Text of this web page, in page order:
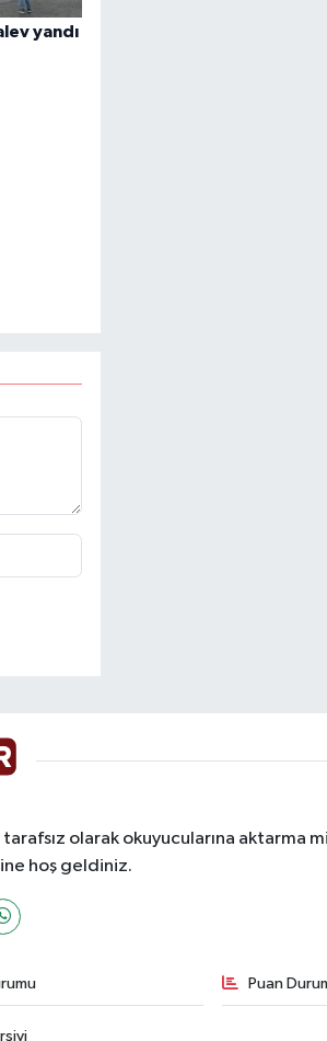
yandı
olarak okuyucularına aktarma
hoş geldiniz.
Puan